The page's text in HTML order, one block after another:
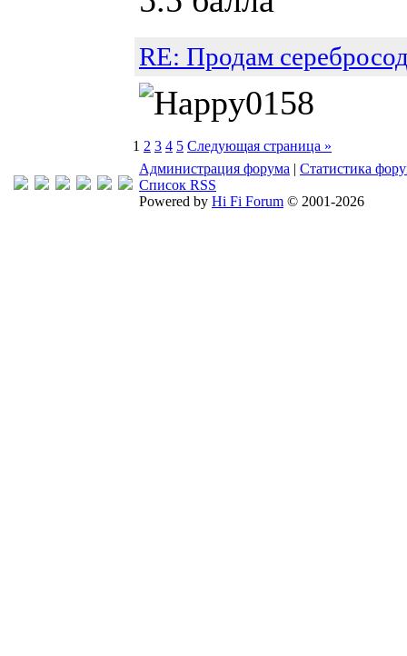
RE: Продам
1 2 3 4 5 Следующая страница »
Администрация форума | Статистика
Список RSS
Powered by Hi Fi Forum © 2001-2026